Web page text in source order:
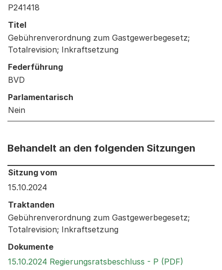
P241418
Titel
Gebührenverordnung zum Gastgewerbegesetz;
Totalrevision; Inkraftsetzung
Federführung
BVD
Parlamentarisch
Nein
Behandelt an den folgenden Sitzungen
Behandelt an den folgenden Sitzungen: Informationen
Sitzung vom
15.10.2024
Traktanden
Gebührenverordnung zum Gastgewerbegesetz;
Totalrevision; Inkraftsetzung
Dokumente
15.10.2024 Regierungsratsbeschluss - P (PDF)